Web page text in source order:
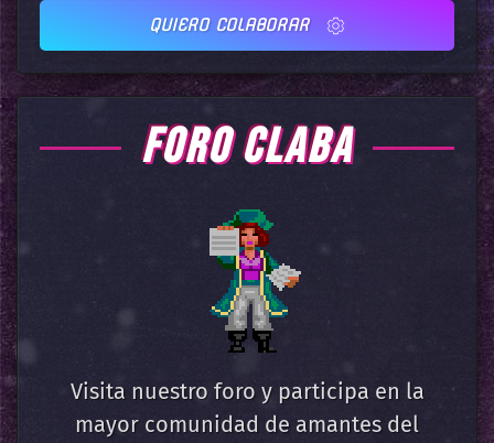
QUIERO COLABORAR
FORO CLABA
Visita nuestro foro y participa en la
mayor comunidad de amantes del